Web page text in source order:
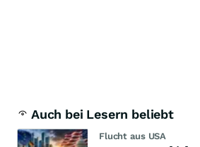
Auch bei Lesern beliebt
Flucht aus USA